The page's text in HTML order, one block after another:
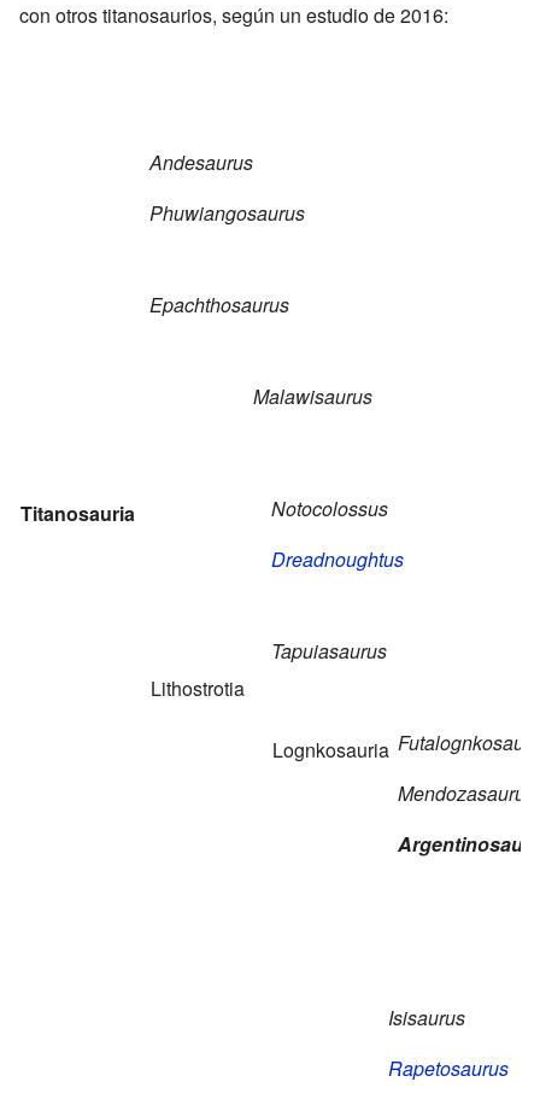
con otros titanosaurios, según un estudio de 2016:
Titanosauria
Andesaurus
Phuwiangosaurus
Epachthosaurus
Lithostrotia
Malawisaurus
Notocolossus
Dreadnoughtus
Tapuiasaurus
Lognkosauria
Mendozasaurus
Isisaurus
Rapetosaurus